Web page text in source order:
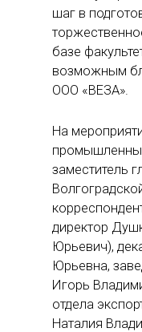
шаг в
базе
возможным
ООО «ВЕЗА».
На
заместитель
директор
Юрьевич),
Юрьевна,
Игорь
отдела
Наталия